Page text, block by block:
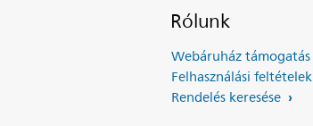
Rólunk
Webáruház támogatás
Felhasználási feltételek
Rendelés keresése